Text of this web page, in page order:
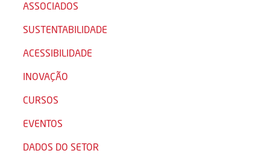
ASSOCIADOS
SUSTENTABILIDADE
ACESSIBILIDADE
INOVAÇÃO
CURSOS
EVENTOS
DADOS DO SETOR